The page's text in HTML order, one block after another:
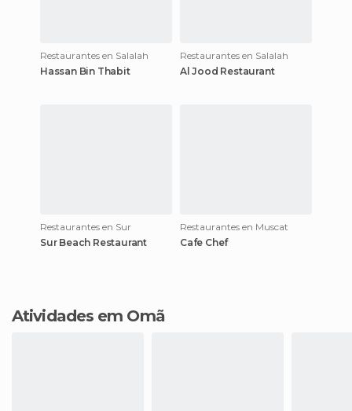
Restaurantes en Salalah
Hassan Bin Thabit
Restaurantes en Salalah
Al Jood Restaurant
Restaurantes en Sur
Sur Beach Restaurant
Restaurantes en Muscat
Cafe Chef
Atividades em Omã